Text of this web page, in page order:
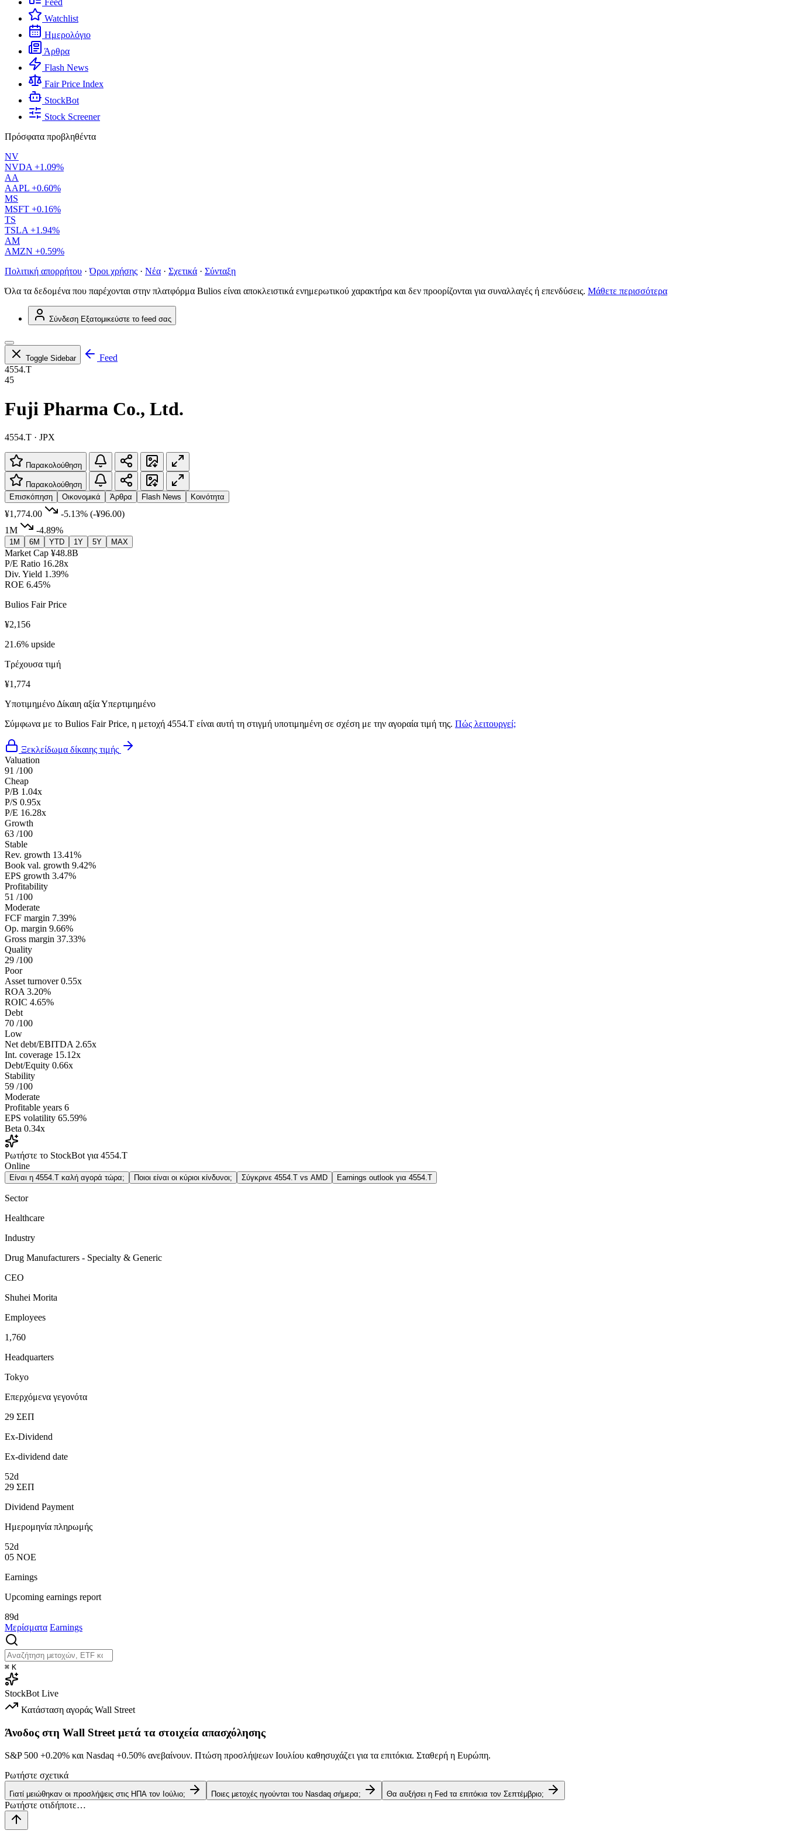
Feed
Watchlist
Ημερολόγιο
Άρθρα
Flash News
Fair Price Index
StockBot
Stock Screener
Πρόσφατα προβληθέντα
NV
NVDA +1.09%
AA
AAPL +0.60%
MS
MSFT +0.16%
TS
TSLA +1.94%
AM
AMZN +0.59%
Πολιτική απορρήτου · Όροι χρήσης · Νέα · Σχετικά · Σύνταξη
Όλα τα δεδομένα που παρέχονται στην πλατφόρμα Bulios είναι αποκλειστικά ενημερωτικού χαρακτήρα και δεν προορίζονται για συναλλαγές ή επενδύσεις. Μάθετε περισσότερα
Σύνδεση Εξατομικεύστε το feed σας
Toggle Sidebar
Feed
4554.T
45
Fuji Pharma Co., Ltd.
4554.T · JPX
Παρακολούθηση
Παρακολούθηση
Επισκόπηση
Οικονομικά Άρθρα Flash News Κοινότητα
¥1,774.00 -5.13% (-¥96.00)
1M
-4.89%
1M 6M YTD 1Y 5Y MAX
Market Cap ¥48.8B
P/E Ratio 16.28x
Div. Yield 1.39%
ROE 6.45%
Bulios Fair Price
¥2,156
21.6% upside
Τρέχουσα τιμή
¥1,774
Υποτιμημένο Δίκαιη αξίαΥπερτιμημένο
Σύμφωνα με το Bulios Fair Price, η μετοχή 4554.T είναι αυτή τη στιγμή υποτιμημένη σε σχέση με την αγοραία τιμή της. Πώς λειτουργεί;
Ξεκλείδωμα δίκαιης τιμής
Valuation
91 /100
Cheap
P/B 1.04x
P/S 0.95x
P/E 16.28x
Growth
63 /100
Stable
Rev. growth 13.41%
Book val. growth 9.42%
EPS growth 3.47%
Profitability
51 /100
Moderate
FCF margin 7.39%
Op. margin 9.66%
Gross margin 37.33%
Quality
29 /100
Poor
Asset turnover 0.55x
ROA 3.20%
ROIC 4.65%
Debt
70 /100
Low
Net debt/EBITDA 2.65x
Int. coverage 15.12x
Debt/Equity 0.66x
Stability
59 /100
Moderate
Profitable years 6
EPS volatility 65.59%
Beta 0.34x
Ρωτήστε το StockBot για 4554.T
Online
Είναι η 4554.T καλή αγορά τώρα; Ποιοι είναι οι κύριοι κίνδυνοι; Σύγκρινε 4554.T vs AMD Earnings outlook για 4554.T
Sector
Healthcare
Industry
Drug Manufacturers - Specialty & Generic
CEO
Shuhei Morita
Employees
1,760
Headquarters
Tokyo
Επερχόμενα γεγονότα
29 ΣΕΠ
Ex-Dividend
Ex-dividend date
52d
29 ΣΕΠ
Dividend Payment
Ημερομηνία πληρωμής
52d
05 ΝΟΕ
Earnings
Upcoming earnings report
89d
Μερίσματα Earnings
⌘ K
StockBot Live
Κατάσταση αγοράς Wall Street
Άνοδος στη Wall Street μετά τα στοιχεία απασχόλησης
S&P 500 +0.20% και Nasdaq +0.50% ανεβαίνουν. Πτώση προσλήψεων Ιουλίου καθησυχάζει για τα επιτόκια. Σταθερή η Ευρώπη.
Ρωτήστε σχετικά
Γιατί μειώθηκαν οι προσλήψεις στις ΗΠΑ τον Ιούλιο; Ποιες μετοχές ηγούνται του Nasdaq σήμερα; Θα αυξήσει η Fed τα επιτόκια τον Σεπτέμβριο;